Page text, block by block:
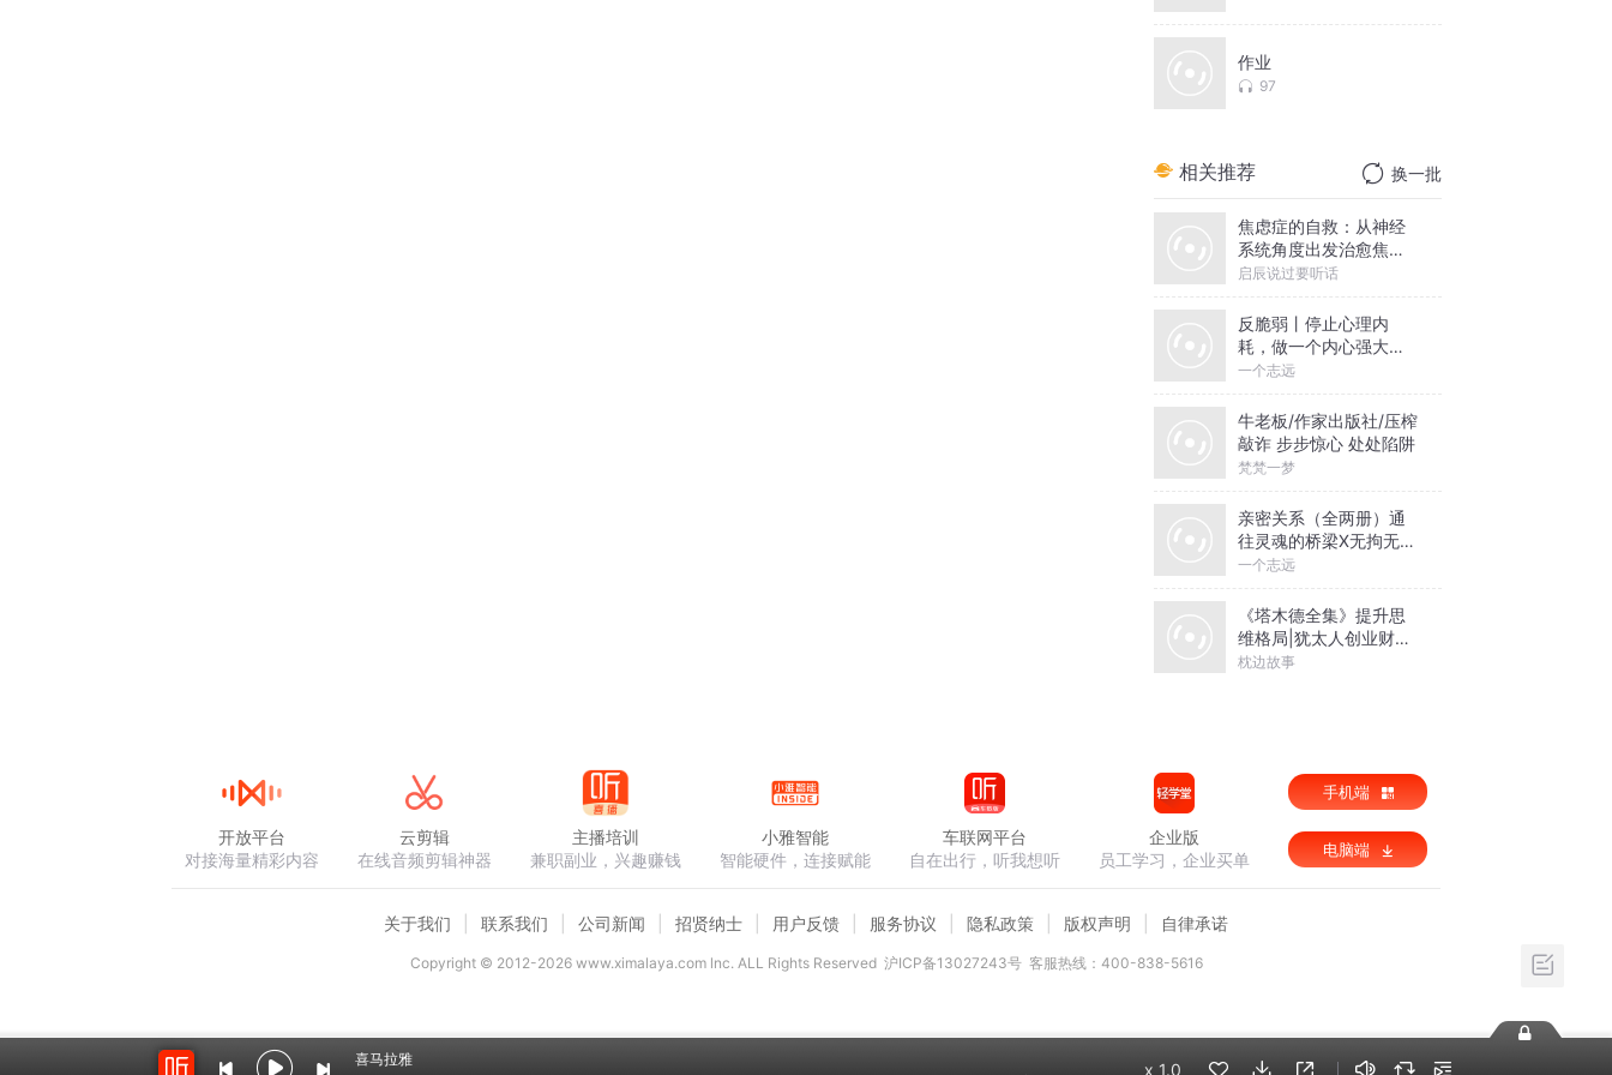
作业
97
相关推荐 换一批
焦虑症的自救：从神经
系统角度出发治愈焦虑
症
启辰说过要听话
反脆弱丨停止心理内
耗，做一个内心强大的
人丨一个志远演播
一个志远
牛老板/作家出版社/压榨
敲诈 步步惊心 处处陷阱
梵梵一梦
亲密关系（全两册）通
往灵魂的桥梁X无拘无束
的关系丨亲密关系心理
一个志远
《塔木德全集》提升思
维格局|犹太人创业财富
圣经
枕边故事
喜马拉雅
x 1.0
开放平台
对接海量精彩内容
云剪辑
在线音频剪辑神器
主播培训
兼职副业，兴趣赚钱
小雅智能
智能硬件，连接赋能
车联网平台
自在出行，听我想听
企业版
员工学习，企业买单
手机端
电脑端
关于我们 联系我们 公司新闻 招贤纳士 用户反馈 服务协议 隐私政策 版权声明 自律承诺
Copyright © 2012-2026www.ximalaya.com lnc. ALL Rights Reserved 沪ICP备13027243号 客服热线：400-838-5616